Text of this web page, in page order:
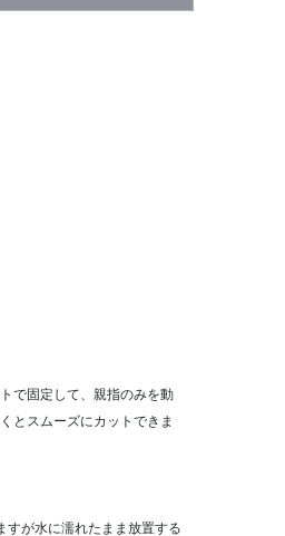
で固定して、親指のみを動
とスムーズにカットできま
すが水に濡れたまま放置する